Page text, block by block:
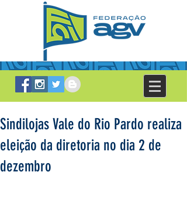
Sindilojas Vale do Rio Pardo realiza
eleição da diretoria no dia 2 de
dezembro